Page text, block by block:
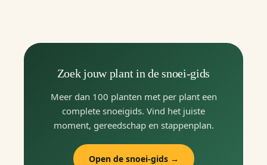
Zoek jouw plant in de snoei-gids
Meer dan 100 planten met per plant een
complete snoeigids. Vind het juiste
moment, gereedschap en stappenplan.
Open de snoei-gids →